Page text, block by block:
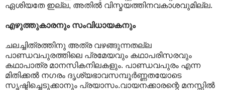
ഏശിയതേ ഇല്ല, അതിൽ വിസ്മയത്തിനവകാശവുമില്ല.
എഴുത്തുകാരനും സംവിധായകനും
ചലച്ചിത്രത്തിനു അത്ര വഴങ്ങുന്നതല്ല
പാണ്ഡവപുരത്തിലെ പ്രമേയവും കഥാപരിസരവും
കഥാപാത്ര മാനസികനിലകളും. പാണ്ഡവപുരം എന്ന
മിതിക്കൽ നഗരം ദൃശ്യഭാവസമ്പൂർണ്ണതയോടെ
സൃഷ്ടിച്ചെടുക്കാനും പ്രയാസം.വായനക്കാരന്റെ മനസ്സില്‍